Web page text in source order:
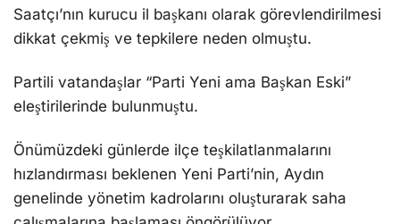
Saatçı’nın kurucu il başkanı olarak görevlendirilmesi
dikkat çekmiş ve tepkilere neden olmuştu.
Partili vatandaşlar “Parti Yeni ama Başkan Eski”
eleştirilerinde bulunmuştu.
Önümüzdeki günlerde ilçe teşkilatlanmalarını
hızlandırması beklenen Yeni Parti’nin, Aydın
genelinde yönetim kadrolarını oluşturarak saha